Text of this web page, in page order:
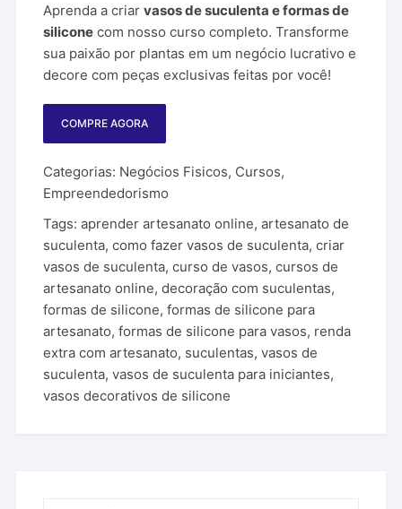
era:
R$ 124,00.
é:
R$ 24,90.
Aprenda a criarvasos de suculenta e formas de
silicone com nosso curso completo. Transforme
sua paixão por plantas em um negócio lucrativo e
decore com peças exclusivas feitas por você!
COMPRE AGORA
Categorias: Negócios Fisicos, Cursos,
Empreendedorismo
Tags:aprender artesanato online,artesanato de
suculenta,como fazer vasos de suculenta,criar
vasos de suculenta,curso de vasos,cursos de
artesanato online,decoração com suculentas,
formas de silicone,formas de silicone para
artesanato,formas de silicone para vasos, renda
extra com artesanato, suculentas,vasos de
suculenta,vasos de suculenta para iniciantes,
vasos decorativos de silicone